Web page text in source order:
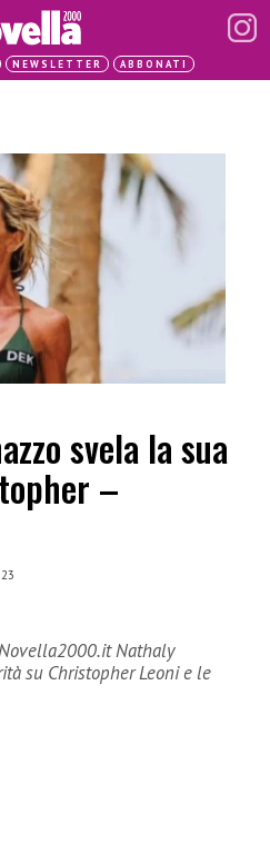
NEWSLETTER ABBONATI
svela la sua
–
Nathaly
su Christopher Leoni e le